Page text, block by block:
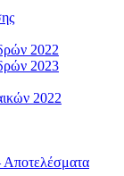
2022
2023
2022
Αποτελέσματα